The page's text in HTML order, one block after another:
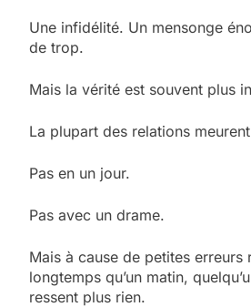
Une infidélité. Un mensonge
de trop.
Mais la vérité est souvent plus
La plupart des relations
Pas en un jour.
Pas avec un drame.
Mais à cause de petites erreurs
longtemps qu’un matin,
ressent plus rien.